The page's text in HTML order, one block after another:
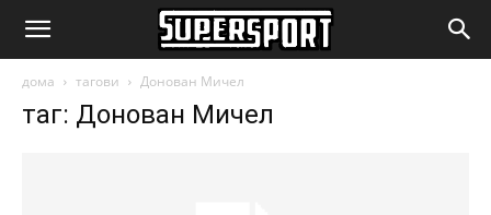
SuperSport.mk
дома тагови Донован Мичел
таг: Донован Мичел